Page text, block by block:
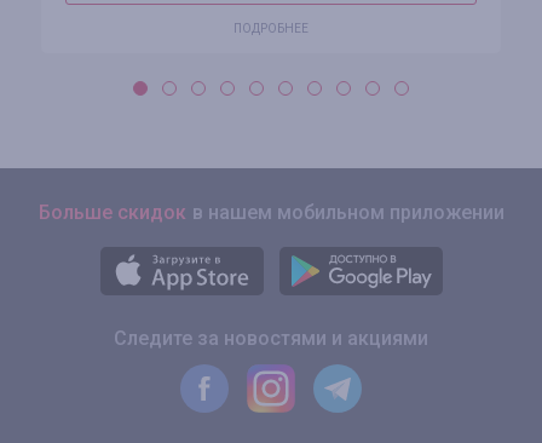
ПОДРОБНЕЕ
Больше скидок в нашем мобильном приложении
Следите за новостями и акциями